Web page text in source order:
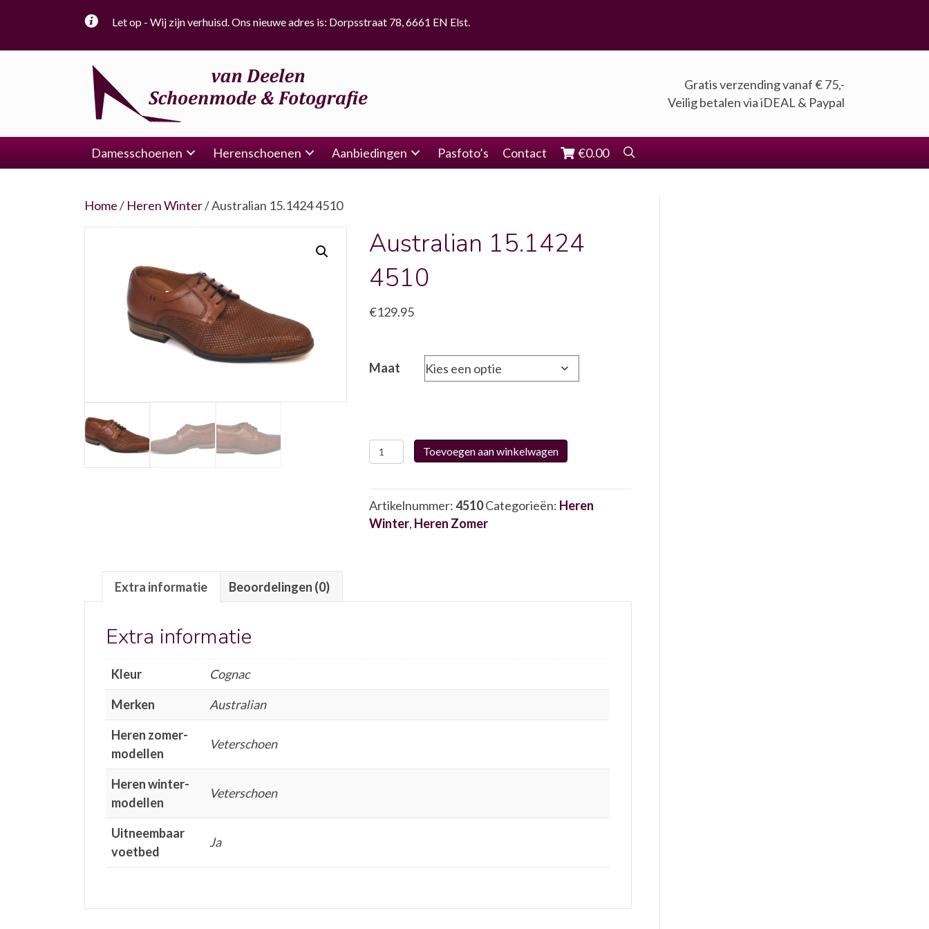
Let op - Wij zijn verhuisd. Ons nieuwe adres is: Dorpsstraat 78, 6661 EN Elst.
Gratis verzending vanaf € 75,-
Veilig betalen via iDEAL & Paypal
Damesschoenen Herenschoenen Aanbiedingen Pasfoto’s Contact €0.00
Home/ Heren Winter/ Australian 15.1424 4510
Australian 15.1424
4510
€129.95
Maat
Australian
15.1424
aantal
Toevoegen aan winkelwagen
Artikelnummer:4510 Categorieën: Heren
Winter, Heren Zomer
Extra informatie Beoordelingen (0)
Extra informatie
Kleur
Cognac
Merken
Australian
Heren zomer-
modellen
Veterschoen
Heren winter-
modellen
Veterschoen
Uitneembaar
voetbed
Ja